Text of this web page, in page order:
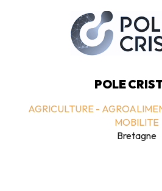
POLE
AGRICULTURE -
MOBILITE
Bretagne